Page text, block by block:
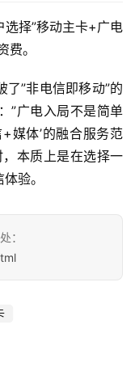
择”移动主卡+广电
。
”非电信即移动”的
”广电入局不是简单
媒体’的融合服务范
本质上是在选择一
验。
：